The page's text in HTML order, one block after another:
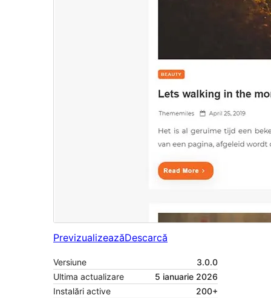
PrevizualizeazăDescarcă
Versiune
3.0.0
Ultima actualizare
5 ianuarie 2026
Instalări active
200+